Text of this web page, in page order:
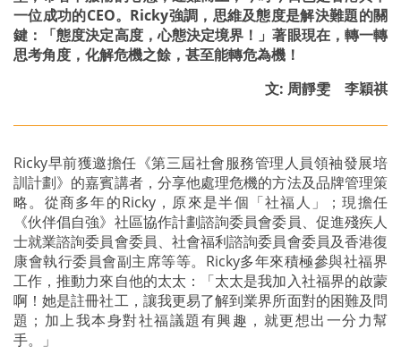
一位成功的CEO。Ricky強調，思維及態度是解決難題的關
鍵：「態度決定高度，心態決定境界！」著眼現在，轉一轉
思考角度，化解危機之餘，甚至能轉危為機！
文: 周靜雯 李穎祺
Ricky早前獲邀擔任《第三屆社會服務管理人員領袖發展培
訓計劃》的嘉賓講者，分享他處理危機的方法及品牌管理策
略。從商多年的Ricky，原來是半個「社福人」；現擔任
《伙伴倡自強》社區協作計劃諮詢委員會委員、促進殘疾人
士就業諮詢委員會委員、社會福利諮詢委員會委員及香港復
康會執行委員會副主席等等。Ricky多年來積極參與社福界
工作，推動力來自他的太太：「太太是我加入社福界的啟蒙
啊！她是註冊社工，讓我更易了解到業界所面對的困難及問
題；加上我本身對社福議題有興趣，就更想出一分力幫
手。」